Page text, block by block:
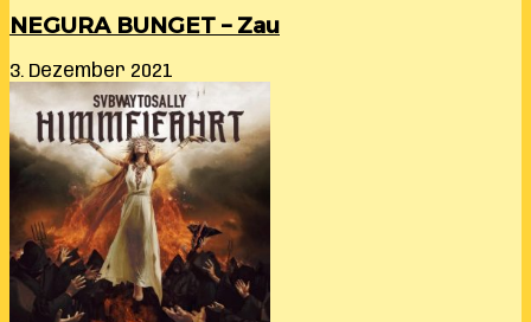
NEGURA BUNGET – Zau
3. Dezember 2021